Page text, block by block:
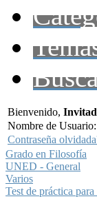
Bienvenido,
Nombre de Usuario:
Contraseña
Grado en Filosofía
UNED - General
Varios
Test de práctica